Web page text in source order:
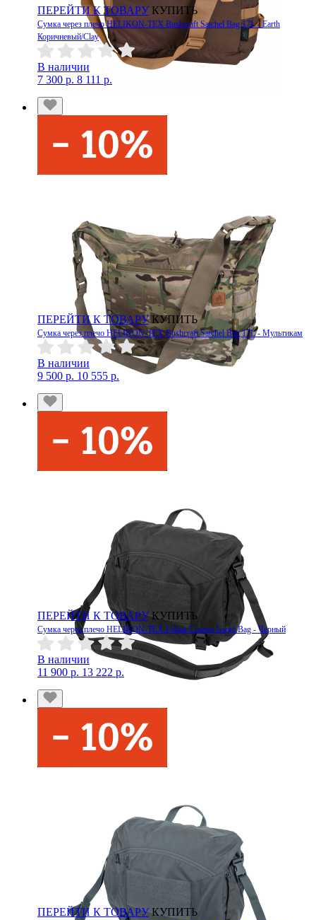
ПЕРЕЙТИ К ТОВАРУ КУПИТЬ
Сумка через плечо HELIKON-TEX Bushcraft Satchel Bag 17L - Earth
Коричневый/Clay
В наличии
7 300 р. 8 111 р.
ПЕРЕЙТИ К ТОВАРУ КУПИТЬ
Сумка через плечо HELIKON-TEX Bushcraft Satchel Bag 17L - Мультикам
В наличии
9 500 р. 10 555 р.
ПЕРЕЙТИ К ТОВАРУ КУПИТЬ
Сумка через плечо HELIKON-TEX Urban Courier Large Bag - Черный
В наличии
11 900 р. 13 222 р.
ПЕРЕЙТИ К ТОВАРУ КУПИТЬ